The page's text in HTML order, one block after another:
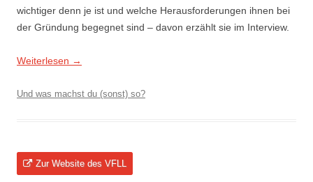
wichtiger denn je ist und welche Herausforderungen ihnen bei
der Gründung begegnet sind – davon erzählt sie im Interview.
Weiterlesen →
Und was machst du (sonst) so?
Zur Website des VFLL